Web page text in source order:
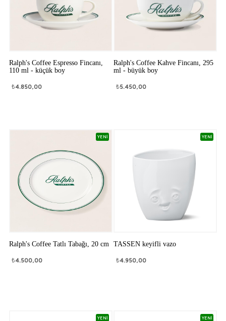
Ralph's Coffee Espresso Fincanı,
110 ml - küçük boy
₺4.850,00
Ralph's Coffee Kahve Fincanı, 295
ml - büyük boy
₺5.450,00
YENİ
Ralph's Coffee Tatlı Tabağı, 20 cm
₺4.500,00
YENİ
TASSEN keyifli vazo
₺4.950,00
YENİ YENİ